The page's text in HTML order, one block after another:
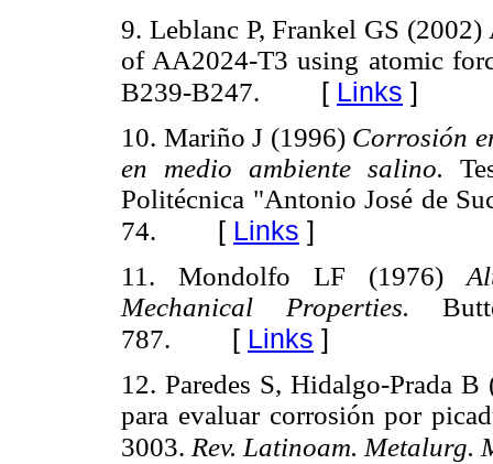
9. Leblanc P, Frankel GS
of AA2024-T3 using atomic
B239-B247. [ Links ]
10. Mariño J (1996) Corrosión
en medio ambiente salino.
Politécnica "Antonio José de
74. [ Links ]
11. Mondolfo LF (1976)
Mechanical Properties.
787. [ Links ]
12. Paredes S, Hidalgo-Prada
para evaluar corrosión por
3003. Rev. Latinoam. Metalurg.